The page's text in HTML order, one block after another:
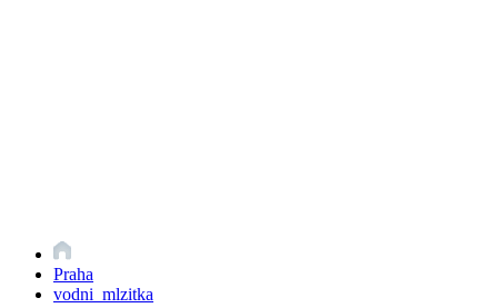
Praha
vodni_mlzitka